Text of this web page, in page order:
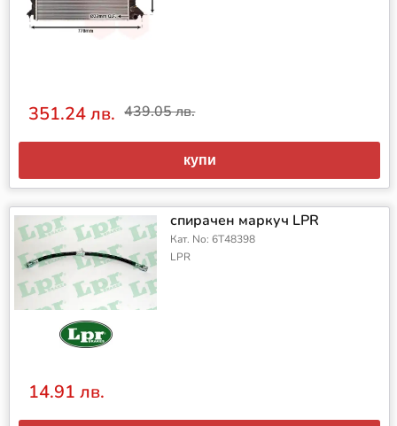
351.24 лв. 439.05 лв.
купи
спирачен маркуч LPR
Кат. No: 6T48398
LPR
14.91 лв.